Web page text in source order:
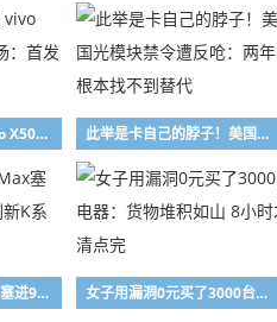
国产首款2nm旗舰 vivo X500系列敲定9月登场：首发天玑9600 Pro 此举是卡自己的脖子！美国光模块禁令遭反呛：两年内根本找不到替代
REDMI K100 Pro Max塞进9070mAh电池：刷新K系列容量纪录 女子用漏洞0元买了3000台电器：货物堆积如山 8小时才清点完